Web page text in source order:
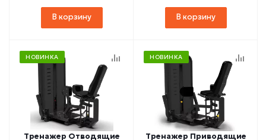
В корзину В корзину
НОВИНКА
Тренажер Отводящие
НОВИНКА
Тренажер Приводящие